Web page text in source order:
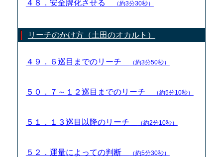
４８．安全牌化させる （約3分30秒）
リーチのかけ方（土田のオカルト）
４９．６巡目までのリーチ （約3分50秒）
５０．７～１２巡目までのリーチ （約5分10秒）
５１．１３巡目以降のリーチ （約2分10秒）
５２．運量によっての判断 （約5分30秒）